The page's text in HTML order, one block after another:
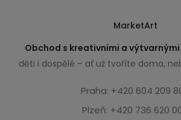
MarketArt
Obchod s kreativními a
děti i dospělé – ať už tvoříte doma,
Praha: +420 604 209
Plzeň: +420 736 620